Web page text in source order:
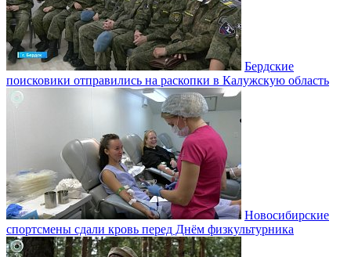
Бердские
поисковики отправились на раскопки в Калужскую область
Новосибирские
спортсмены сдали кровь перед Днём физкультурника